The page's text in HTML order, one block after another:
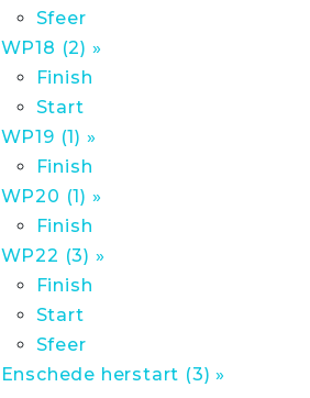
Sfeer
WP18 (2) »
Finish
Start
WP19 (1) »
Finish
WP20 (1) »
Finish
WP22 (3) »
Finish
Start
Sfeer
Enschede herstart (3) »